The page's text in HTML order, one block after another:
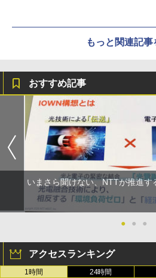
もっと関連記事
おすすめ記事
いまさら聞けない、NTTが推進す
● ● ●
アクセスランキング
1時間 24時間